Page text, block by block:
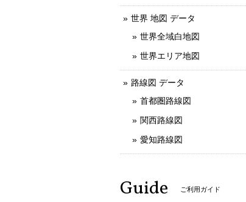
世界 地図 データ
世界全域白地図
世界エリア地図
路線図 データ
首都圏路線図
関西路線図
愛知路線図
Guide ご利用ガイド